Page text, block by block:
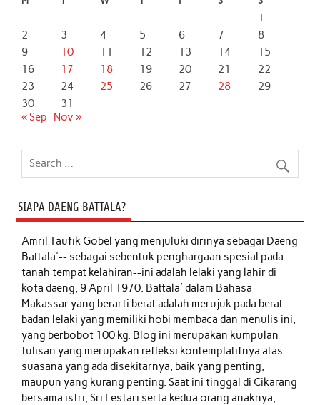
1
2
3 4 5 6 7
8
9
10 11 12 13 14
15
16
17 18 19 20 21
22
23
24 25 26 27 28
29
30
31
« Sep
Nov »
SIAPA DAENG BATTALA?
Amril Taufik Gobelyang menjuluki dirinya sebagai Daeng
Battala'-- sebagai sebentuk penghargaan spesial pada
tanah tempat kelahiran--ini adalah lelaki yang lahir di
kota daeng, 9 April 1970. Battala' dalam Bahasa
Makassar yang berarti berat adalah merujuk pada berat
badan lelaki yang memiliki hobi membaca dan menulis ini,
yang berbobot 100 kg. Blog ini merupakan kumpulan
tulisan yang merupakan refleksi kontemplatifnya atas
suasana yang ada disekitarnya, baik yang penting,
maupun yang kurang penting. Saat ini tinggal di Cikarang
bersama istri, Sri Lestari serta kedua orang anaknya,